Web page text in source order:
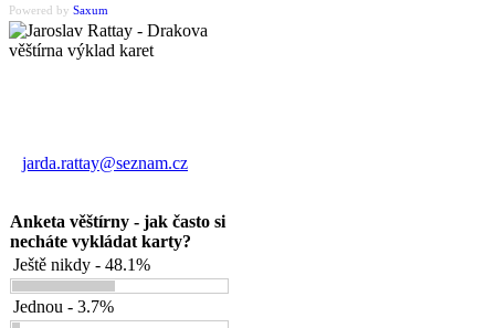
Powered by Saxum
jarda.rattay@seznam.cz
Anketa věštírny - jak často si
necháte vykládat karty?
Ještě nikdy - 48.1%
Jednou - 3.7%